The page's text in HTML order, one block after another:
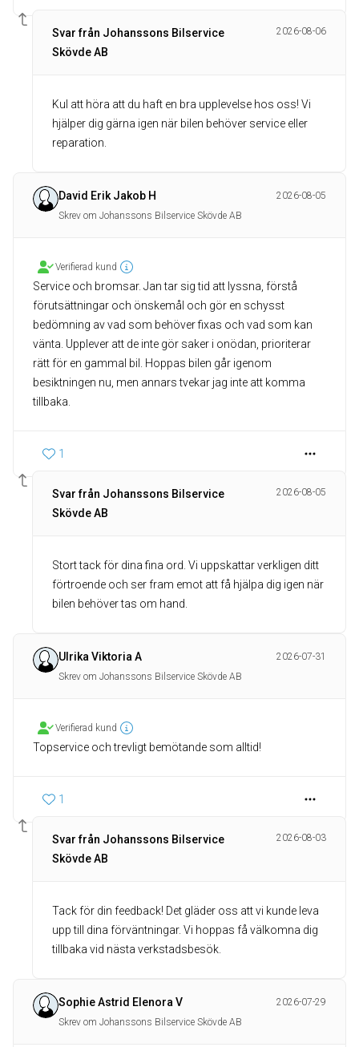
Svar från Johanssons Bilservice
Skövde AB
2026-08-06
Kul att höra att du haft en bra upplevelse hos oss! Vi
hjälper dig gärna igen när bilen behöver service eller
reparation.
David Erik Jakob H
2026-08-05
Skrev om Johanssons Bilservice Skövde AB
Verifierad kund
Service och bromsar. Jan tar sig tid att lyssna, förstå
förutsättningar och önskemål och gör en schysst
bedömning av vad som behöver fixas och vad som kan
vänta. Upplever att de inte gör saker i onödan, prioriterar
rätt för en gammal bil. Hoppas bilen går igenom
besiktningen nu, men annars tvekar jag inte att komma
tillbaka.
1
Svar från Johanssons Bilservice
Skövde AB
2026-08-05
Stort tack för dina fina ord. Vi uppskattar verkligen ditt
förtroende och ser fram emot att få hjälpa dig igen när
bilen behöver tas om hand.
Ulrika Viktoria A
2026-07-31
Skrev om Johanssons Bilservice Skövde AB
Verifierad kund
1
Svar från Johanssons Bilservice
Skövde AB
2026-08-03
Tack för din feedback! Det gläder oss att vi kunde leva
upp till dina förväntningar. Vi hoppas få välkomna dig
tillbaka vid nästa verkstadsbesök.
Sophie Astrid Elenora V
2026-07-29
Skrev om Johanssons Bilservice Skövde AB